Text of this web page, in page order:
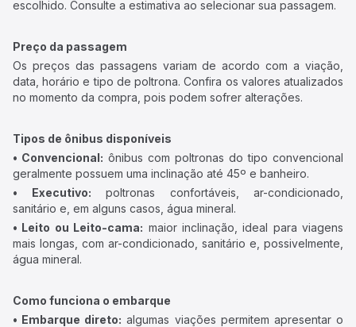
escolhido. Consulte a estimativa ao selecionar sua passagem.
Preço da passagem
Os preços das passagens variam de acordo com a viação,
data, horário e tipo de poltrona. Confira os valores atualizados
no momento da compra, pois podem sofrer alterações.
Tipos de ônibus disponíveis
• Convencional: ônibus com poltronas do tipo convencional
geralmente possuem uma inclinação até 45º e banheiro.
• Executivo: poltronas confortáveis, ar-condicionado,
sanitário e, em alguns casos, água mineral.
• Leito ou Leito-cama: maior inclinação, ideal para viagens
mais longas, com ar-condicionado, sanitário e, possivelmente,
água mineral.
Como funciona o embarque
• Embarque direto: algumas viações permitem apresentar o